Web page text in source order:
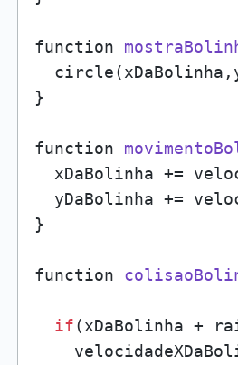
function
}
function
xDaBolinha +=
yDaBolinha +=
}
function
if(xDaBolinha +